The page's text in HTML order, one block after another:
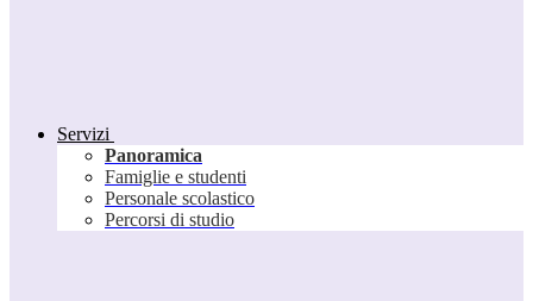
Servizi
Panoramica
Famiglie e studenti
Personale scolastico
Percorsi di studio